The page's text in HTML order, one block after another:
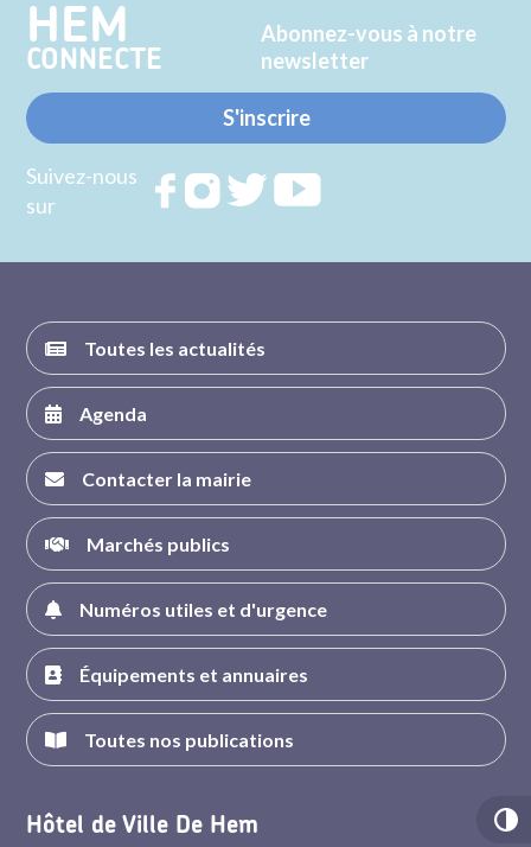
HEM
CONNECTE
Abonnez-vous à notre
newsletter
S'inscrire
Suivez-nous
sur
RejoignezRejoignezRejoignez
Toutes les actualités
Agenda
Contacter la mairie
Marchés publics
Numéros utiles et d'urgence
Équipements et annuaires
Toutes nos publications
Hôtel de Ville De Hem